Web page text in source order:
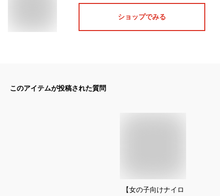
ショップでみる
このアイテムが投稿された質問
【女の子向けナイロ